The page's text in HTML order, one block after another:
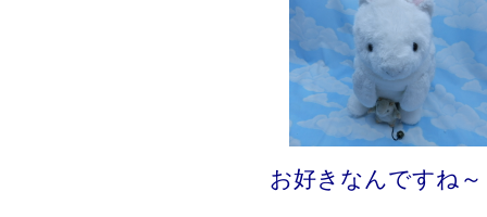
お好きなんですね～